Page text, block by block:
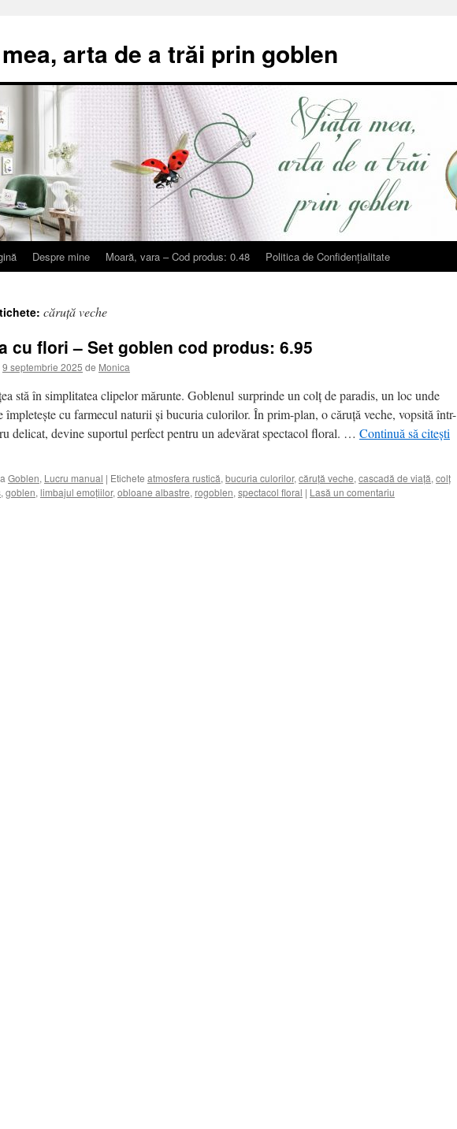
arta de a trăi prin goblen
Despre mine Moară, vara – Cod produs: 0.48 Politica de Confidențialitate
căruță veche
cu flori – Set goblen cod produs: 6.95
9 septembrie 2025 de Monica
stă în simplitatea clipelor mărunte. Goblenul surprinde un colț de paradis, un loc unde
împletește cu farmecul naturii și bucuria culorilor. În prim-plan, o căruță veche, vopsită într-
delicat, devine suportul perfect pentru un adevărat spectacol floral. … Continuă să citești
Goblen, Lucru manual | Etichete atmosfera rustică, bucuria culorilor, căruță veche, cascadă de viață, colț
, goblen, limbajul emoțiilor, obloane albastre, rogoblen, spectacol floral | Lasă un comentariu